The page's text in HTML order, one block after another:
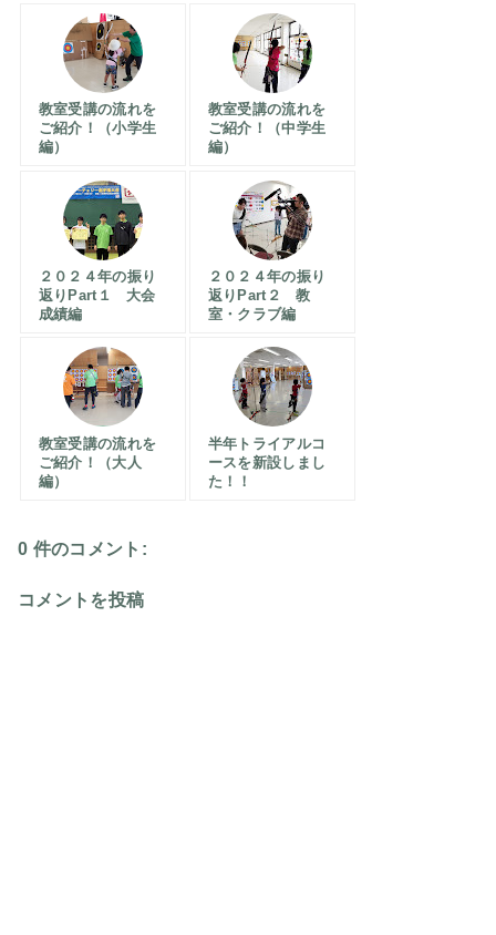
教室受講の流れを
ご紹介！（小学生
編）
教室受講の流れを
ご紹介！（中学生
編）
２０２４年の振り
返りPart１ 大会
成績編
２０２４年の振り
返りPart２ 教
室・クラブ編
教室受講の流れを
ご紹介！（大人
編）
半年トライアルコ
ースを新設しまし
た！！
0 件のコメント:
コメントを投稿